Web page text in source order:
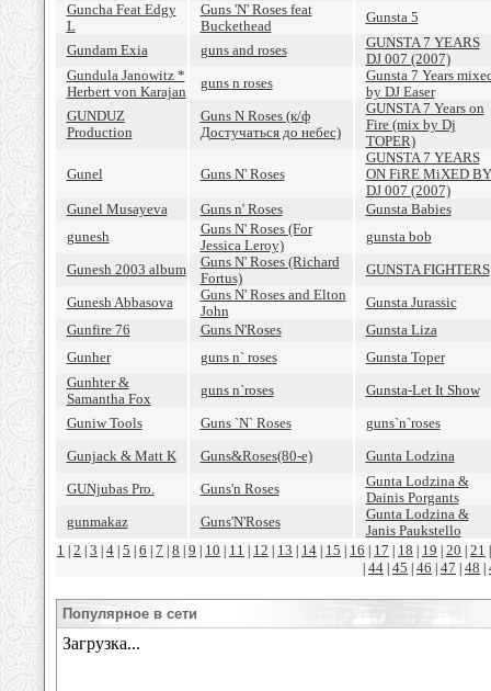
Guncha Feat Edgy
L
Guns 'N' Roses feat
Buckethead
Gunsta 5
Gundam Exia
guns and roses
GUNSTA 7 YEARS
DJ 007 (2007)
Gundula Janowitz *
Herbert von Karajan
guns n roses
Gunsta 7 Years
by DJ Easer
GUNDUZ
Production
Guns N Roses (к/ф
Достучаться до небес)
GUNSTA 7 Years on
Fire (mix by Dj
TOPER)
Gunel
Guns N' Roses
GUNSTA 7 YEARS
ON FiRE MiXED BY
DJ 007 (2007)
Gunel Musayeva
Guns n' Roses
Gunsta Babies
gunesh
Guns N' Roses (For
Jessica Leroy)
gunsta bob
Gunesh 2003 album
Guns N' Roses (Richard
Fortus)
GUNSTA FIGHTERS
Gunesh Abbasova
Guns N' Roses and Elton
John
Gunsta Jurassic
Gunfire 76
Guns N'Roses
Gunsta Liza
Gunher
guns n` roses
Gunsta Toper
Gunhter &
Samantha Fox
guns n`roses
Gunsta-Let It Show
Guniw Tools
Guns `N` Roses
guns`n`roses
Gunjack & Matt K
Guns&Roses(80-е)
Gunta Lodzina
GUNjubas Pro.
Guns'n Roses
Gunta Lodzina &
Dainis Porgants
gunmakaz
Guns'N'Roses
Gunta Lodzina &
Janis Paukstello
1 2 3 4 5 6 7 8 9 10 11 12 13 14 15 16 17 18 19 20 21
44 45 46 47 48
Популярное в сети